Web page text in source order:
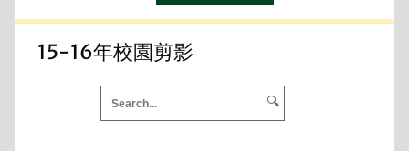
15-16年校園剪影
🔍